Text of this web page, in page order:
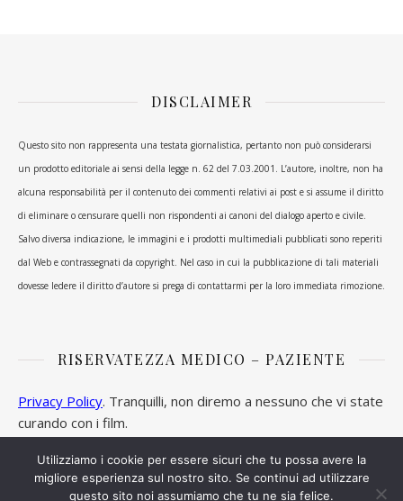
DISCLAIMER
Questo sito non rappresenta una testata giornalistica, pertanto non può considerarsi
un prodotto editoriale ai sensi della legge n. 62 del 7.03.2001. L’autore, inoltre, non ha
alcuna responsabilità per il contenuto dei commenti relativi ai post e si assume il diritto
di eliminare o censurare quelli non rispondenti ai canoni del dialogo aperto e civile.
Salvo diversa indicazione, le immagini e i prodotti multimediali pubblicati sono reperiti
dal Web e contrassegnati da copyright. Nel caso in cui la pubblicazione di tali materiali
dovesse ledere il diritto d’autore si prega di contattarmi per la loro immediata rimozione.
RISERVATEZZA MEDICO – PAZIENTE
Privacy Policy. Tranquilli, non diremo a nessuno che vi state
curando con i film.
Utilizziamo i cookie per essere sicuri che tu possa avere la
migliore esperienza sul nostro sito. Se continui ad utilizzare
questo sito noi assumiamo che tu ne sia felice.